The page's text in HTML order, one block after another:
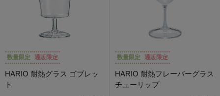
数量限定 通販限定
HARIO 耐熱グラス ゴブレッ
ト
数量限定 通販限定
HARIO 耐熱フレーバーグラス
チューリップ